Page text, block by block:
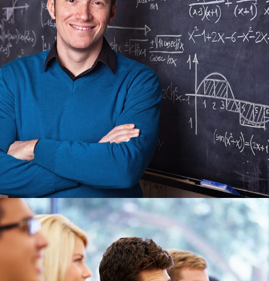
6 DE JUNIO DE 2016
SECUREADMIN_WP9K3